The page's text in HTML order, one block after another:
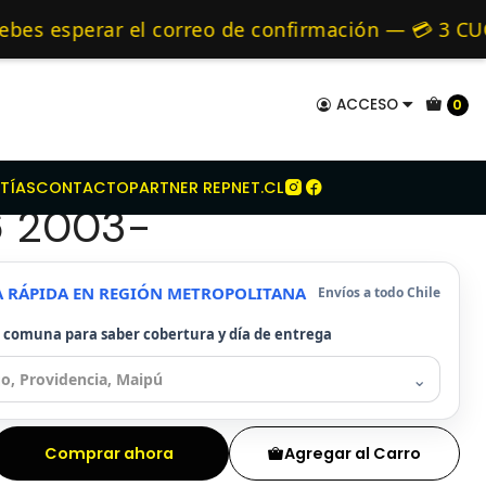
ACCESO 0
de confirmación — 💳 3 CUOTAS
CONTACTOPARTNER REPNET.CL
de 24 hrs hábiles.
Kit De Embrague Para Audi A3 1.6 2003-
🚚 Envíos diariamente a
Embrague Para Audi
2003-
RÁPIDA EN REGIÓN METROPOLITANA Envíos a todo Chile
comuna para saber cobertura y día de entrega
⌄
Agregar al Carro
Comprar ahora